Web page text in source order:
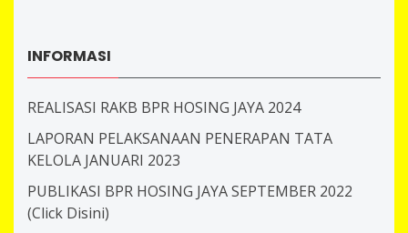
INFORMASI
REALISASI RAKB BPR HOSING JAYA 2024
LAPORAN PELAKSANAAN PENERAPAN TATA
KELOLA JANUARI 2023
PUBLIKASI BPR HOSING JAYA SEPTEMBER 2022
(Click Disini)